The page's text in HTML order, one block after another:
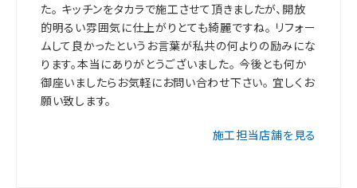
た。 キッチンをタカラで施工させて頂きましたが、開放
的明るい雰囲気に仕上がりとても綺麗ですね。 リフォー
ムして良かったというお言葉が私共の何よりの励みにな
ります。本当にありがとうございました。 今後とも何か
御座いましたらお気軽にお問い合わせ下さい。 宜しくお
願い致します。
施工担当店舗を見る